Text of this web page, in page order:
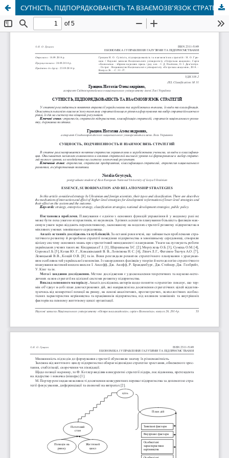
СУТНІСТЬ, ПІДПОРЯДКОВАНІСТЬ ТА ВЗАЄМОЗВ’ЯЗОК СТРАТЕГІЙ